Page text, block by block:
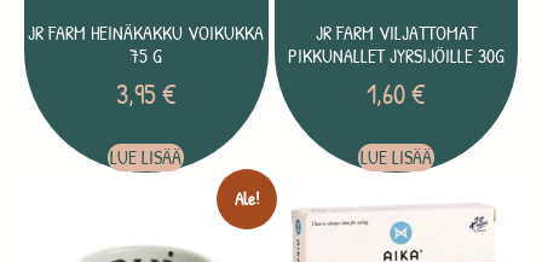
JR FARM HEINÄKAKKU VOIKUKKA
75 G
3,95€
LUE LISÄÄ
JR FARM VILJATTOMAT
PIKKUNALLET JYRSIJÖILLE 30G
1,60€
LUE LISÄÄ
Ale!